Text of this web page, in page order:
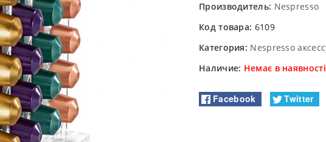
Производитель: Nespresso
Код товара: 6109
Категория: Nespresso
Наличие: Немає в наявності
Facebook Twitter